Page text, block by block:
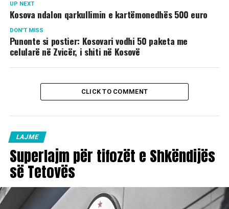
UP NEXT
Kosova ndalon qarkullimin e kartëmonedhës 500 euro
DON'T MISS
Punonte si postier: Kosovari vodhi 50 paketa me
celularë në Zvicër, i shiti në Kosovë
CLICK TO COMMENT
LAJME
Superlajm për tifozët e Shkëndijës
së Tetovës